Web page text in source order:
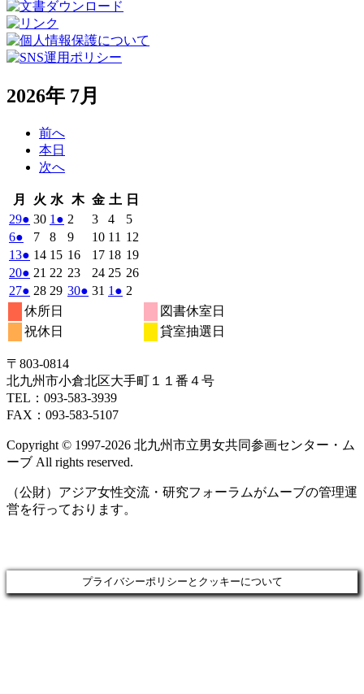
2026年 7月
前へ
本日
次へ
月
月
曜
日
火 火
曜
日
水 水
曜
日
木木
曜
日
金金
曜
日
土 土
曜
日
日
292026
年
6
月
29
日
● (1
件
の
イ
ベ
ン
ト)
302026
年
6
月
30
日
1 2026
年
7
月
1
日
● (1
件
の
イ
ベ
2 2026
年
7
月
2
日
32026
年
7
月
3
日
42026
年
7
月
4
日
52026
年
7
月
5
日
62026
年
7
月
6
日
●
件
の
イ
ベ
ン
ト)
72026
年
7
月
7
日
82026
年
7
月
8
日
92026
年
7
月
9
102026
年
7
月
10
11 2026
年
月
11
12
年
12
132026
年
7
月
13
日
● (1
件
の
イ
ベ
ン
142026
年
7
14
日
152026
年
7
月
162026
7
月
172026
年
7
月
182026
年
月
192026
年
月
202026
年
7
月
20
● (1
件
の
イ
ベ
ト)
21 2026
年
7
月
21
22 2026
年
232026
年
242026
年
252026
年
262026
7
月
272026
年
7
月
日
● (1
件
の
イ
ベ
ン
ト)
282026
年
7
月
日
292026
日
302026
● (1
ン
ト)
31 2026
1 2026
● (1
ン
ト)
2
年
休所日
図書休室日
祝休日
貸室抽選日
〒803‐0814
北九州市小倉北区大手町１１番４号
TEL：093‐583‐3939
FAX：093‐583‐5107
Copyright © 1997‐2026 北九州市立男女共同参画センター・ム
ーブ All rights reserved.
（公財）アジア女性交流・研究フォーラムがムーブの管理運
営を行っております。
プライバシーポリシーとクッキーについて